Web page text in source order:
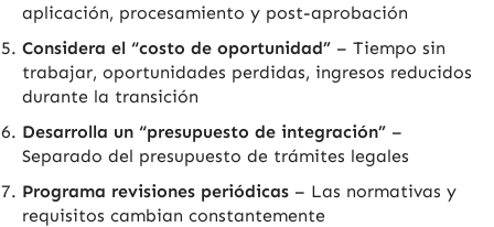
aplicación, procesamiento y post-aprobación
Considera el “costo de oportunidad” – Tiempo sin
trabajar, oportunidades perdidas, ingresos reducidos
durante la transición
Desarrolla un “presupuesto de integración” –
Separado del presupuesto de trámites legales
Programa revisiones periódicas – Las normativas y
requisitos cambian constantemente